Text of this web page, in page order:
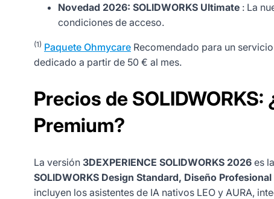
Novedad 2026: SOLIDWORKS Ultimate : La
condiciones de acceso.
(1) Paquete Ohmycare Recomendado para un
dedicado a partir de 50 € al mes.
Precios de
Premium?
La versión 3DEXPERIENCE SOLIDWORKS 2026 es
SOLIDWORKS Design Standard, Diseño
incluyen los asistentes de IA nativos LEO y AURA,